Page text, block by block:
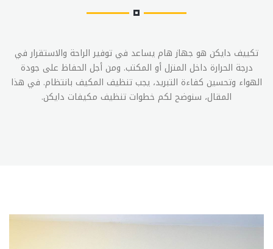
تكييف دايكن هو جهاز هام يساعد في توفير الراحة والاستقرار في
درجة الحرارة داخل المنزل أو المكتب. ومن أجل الحفاظ على جودة
الهواء وتحسين كفاءة التبريد، يجب تنظيف المكيف بانتظام. في هذا
المقال، سنوضح لكم خطوات تنظيف مكيفات دايكن.